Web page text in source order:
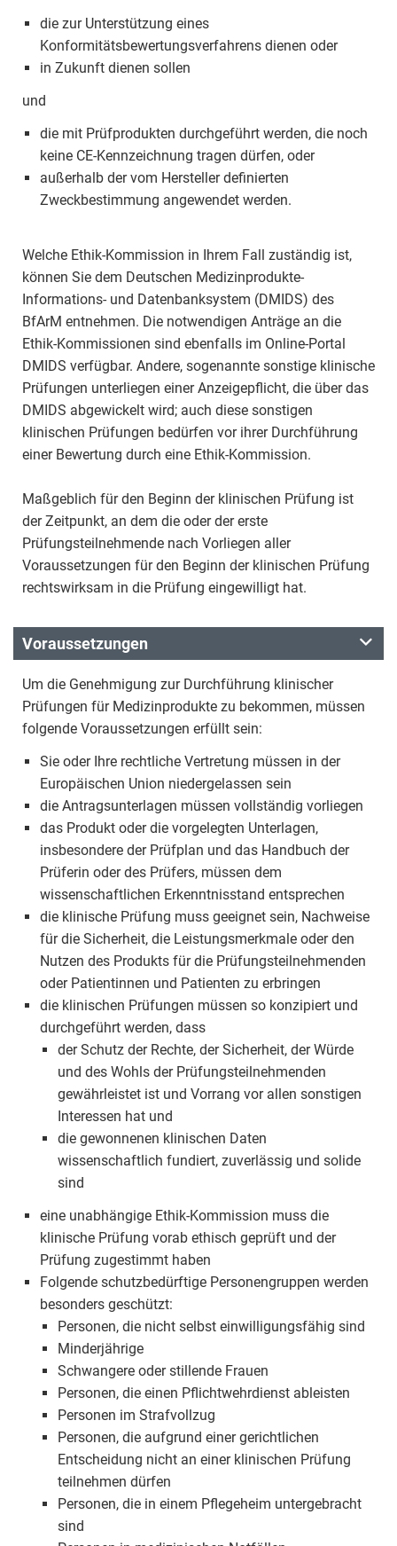
die zur Unterstützung eines
Konformitätsbewertungsverfahrens dienen oder
in Zukunft dienen sollen
und
die mit Prüfprodukten durchgeführt werden, die noch
keine CE-Kennzeichnung tragen dürfen, oder
außerhalb der vom Hersteller definierten
Zweckbestimmung angewendet werden.
Welche Ethik-Kommission in Ihrem Fall zuständig ist,
können Sie dem Deutschen Medizinprodukte-
Informations- und Datenbanksystem (DMIDS) des
BfArM entnehmen. Die notwendigen Anträge an die
Ethik-Kommissionen sind ebenfalls im Online-Portal
DMIDS verfügbar. Andere, sogenannte sonstige klinische
Prüfungen unterliegen einer Anzeigepflicht, die über das
DMIDS abgewickelt wird; auch diese sonstigen
klinischen Prüfungen bedürfen vor ihrer Durchführung
einer Bewertung durch eine Ethik-Kommission.
Maßgeblich für den Beginn der klinischen Prüfung ist
der Zeitpunkt, an dem die oder der erste
Prüfungsteilnehmende nach Vorliegen aller
Voraussetzungen für den Beginn der klinischen Prüfung
rechtswirksam in die Prüfung eingewilligt hat.
Voraussetzungen
Um die Genehmigung zur Durchführung klinischer
Prüfungen für Medizinprodukte zu bekommen, müssen
folgende Voraussetzungen erfüllt sein:
Sie oder Ihre rechtliche Vertretung müssen in der
Europäischen Union niedergelassen sein
die Antragsunterlagen müssen vollständig vorliegen
das Produkt oder die vorgelegten Unterlagen,
insbesondere der Prüfplan und das Handbuch der
Prüferin oder des Prüfers, müssen dem
wissenschaftlichen Erkenntnisstand entsprechen
die klinische Prüfung muss geeignet sein, Nachweise
für die Sicherheit, die Leistungsmerkmale oder den
Nutzen des Produkts für die Prüfungsteilnehmenden
oder Patientinnen und Patienten zu erbringen
die klinischen Prüfungen müssen so konzipiert und
durchgeführt werden, dass
der Schutz der Rechte, der Sicherheit, der Würde
und des Wohls der Prüfungsteilnehmenden
gewährleistet ist und Vorrang vor allen sonstigen
Interessen hat und
die gewonnenen klinischen Daten
wissenschaftlich fundiert, zuverlässig und solide
sind
eine unabhängige Ethik-Kommission muss die
klinische Prüfung vorab ethisch geprüft und der
Prüfung zugestimmt haben
Folgende schutzbedürftige Personengruppen werden
besonders geschützt:
Personen, die nicht selbst einwilligungsfähig sind
Minderjährige
Schwangere oder stillende Frauen
Personen, die einen Pflichtwehrdienst ableisten
Personen im Strafvollzug
Personen, die aufgrund einer gerichtlichen
Entscheidung nicht an einer klinischen Prüfung
teilnehmen dürfen
Personen, die in einem Pflegeheim untergebracht
sind